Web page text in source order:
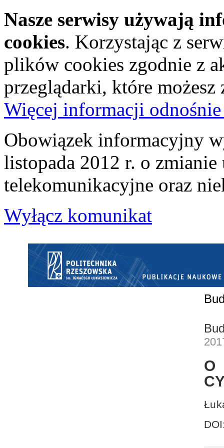
Nasze serwisy używają
cookies. Korzystając z
plików cookies zgodnie z
przeglądarki, które
Więcej informacji
Obowiązek informacyjny
listopada 2012 r. o zmianie
telekomunikacyjne oraz
Wyłącz komunikat
O